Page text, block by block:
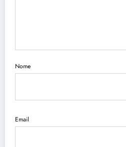
Nome
Email